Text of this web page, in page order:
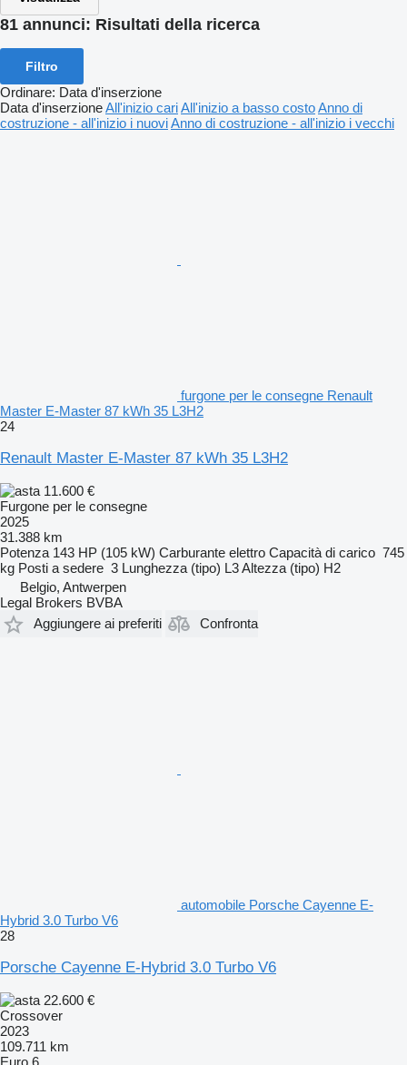
81 annunci: Risultati della ricerca
Filtro
Ordinare: Data d'inserzione
Data d'inserzioneAll'inizio cariAll'inizio a basso costoAnno di
costruzione - all'inizio i nuoviAnno di costruzione - all'inizio i vecchi
furgone per le consegne Renault
Master E-Master 87 kWh 35 L3H2
24
Renault Master E-Master 87 kWh 35 L3H2
11.600 €
Furgone per le consegne
2025
31.388 km
Potenza 143 HP (105 kW) Carburante elettro Capacità di carico 745
kg Posti a sedere 3 Lunghezza (tipo) L3Altezza (tipo) H2
Belgio, Antwerpen
Legal Brokers BVBA
Aggiungere ai preferiti
Confronta
automobile Porsche Cayenne E-
Hybrid 3.0 Turbo V6
28
Porsche Cayenne E-Hybrid 3.0 Turbo V6
22.600 €
Crossover
2023
109.711 km
Euro 6